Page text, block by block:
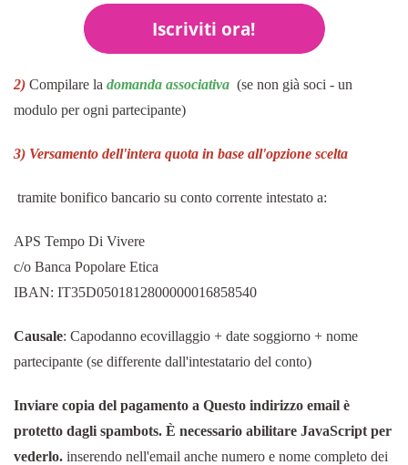
2) Compilare la domanda associativa (se non già soci - un
modulo per ogni partecipante)
3) Versamento dell'intera quota in base all'opzione scelta
tramite bonifico bancario su conto corrente intestato a:
APS Tempo Di Vivere
c/o Banca Popolare Etica
IBAN: IT35D0501812800000016858540
Causale: Capodanno ecovillaggio + date soggiorno + nome
partecipante (se differente dall'intestatario del conto)
Inviare copia del pagamento a Questo indirizzo email è
protetto dagli spambots. È necessario abilitare JavaScript per
vederlo. inserendo nell'email anche numero e nome completo dei